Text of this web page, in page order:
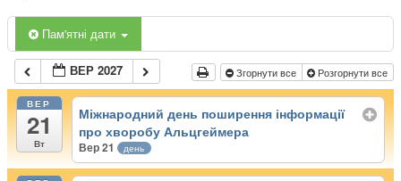
Пам'ятні дати
ВЕР 2027 Згорнути все Розгорнути все
ВЕР
21
Вт
Міжнародний день поширення інформації
про хворобу Альцгеймера
Вер 21 день